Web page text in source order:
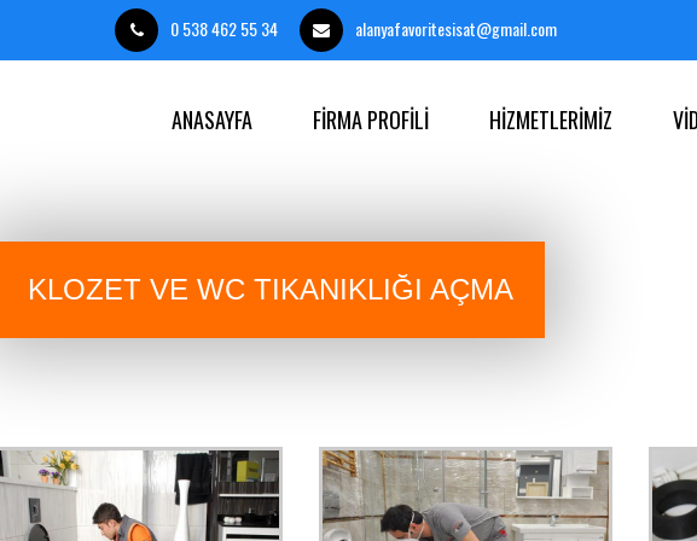
0 538 462 55 34 alanyafavoritesisat@gmail.com
ANASAYFA FİRMA PROFİLİ HİZMETLERİMİZ
KLOZET VE WC TIKANIKLIĞI AÇMA